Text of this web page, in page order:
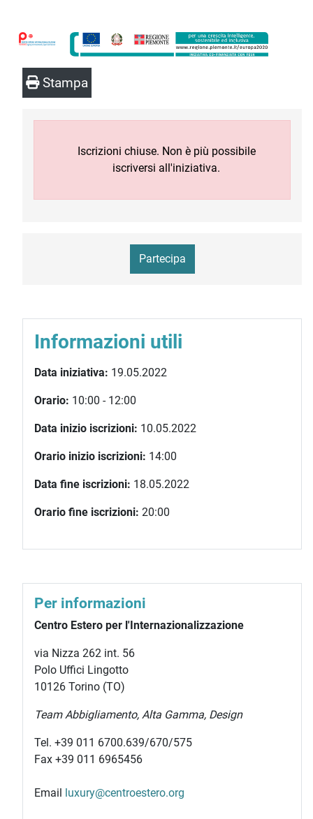
Stampa
Iscrizioni chiuse. Non è più possibile
iscriversi all'iniziativa.
Partecipa
Informazioni utili
Data iniziativa: 19.05.2022
Orario: 10:00 - 12:00
Data inizio iscrizioni: 10.05.2022
Orario inizio iscrizioni: 14:00
Data fine iscrizioni: 18.05.2022
Orario fine iscrizioni: 20:00
Per informazioni
Centro Estero per l'Internazionalizzazione
via Nizza 262 int. 56
Polo Uffici Lingotto
10126 Torino (TO)
Team Abbigliamento, Alta Gamma, Design
Tel. +39 011 6700.639/670/575
Fax +39 011 6965456
Email luxury@centroestero.org